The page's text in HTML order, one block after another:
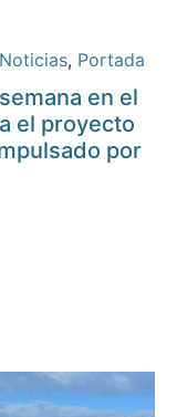
Noticias, Portada
en el
el proyecto
por